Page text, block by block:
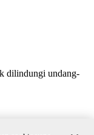
dilindungi undang-